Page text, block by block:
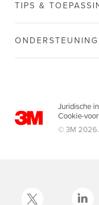
TIPS &
ONDERSTEUNING
Juridische
Cookie-
© 3M 2026.